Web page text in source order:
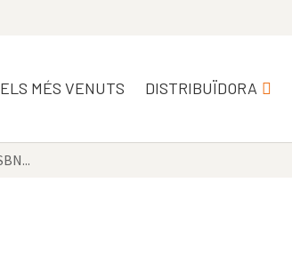
ELS MÉS VENUTS DISTRIBUÏDORA